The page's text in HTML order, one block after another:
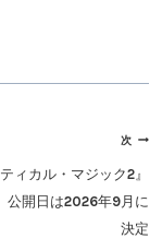
次
ティカル・マジック2』
公開日は2026年9月に
決定